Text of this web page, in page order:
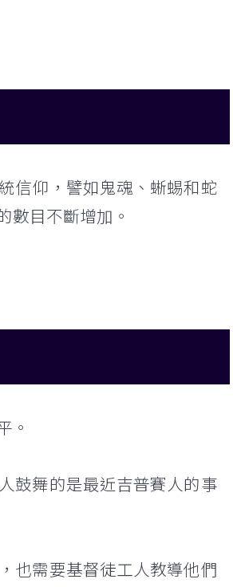
信仰，譬如鬼魂、蜥蜴和蛇
數目不斷增加。
。
鼓舞的是最近吉普賽人的事
也需要基督徒工人教導他們